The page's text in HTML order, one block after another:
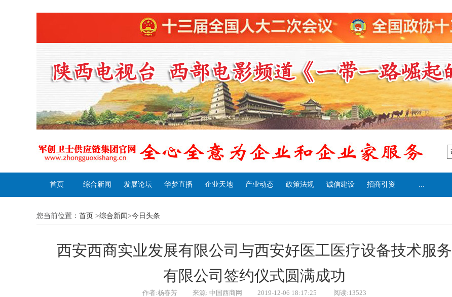
首页 综合新闻 发展论坛 华梦直播 企业天地 产业动态 政策法规 诚信建设 招商引资 ...
您当前位置： 首页 >综合新闻>今日头条
西安西商实业发展有限公司与西安好医工医疗设备技术服务
有限公司签约仪式圆满成功
作者:杨春芳 来源: 中国西商网 2019-12-06 18:17:25 阅读:13523